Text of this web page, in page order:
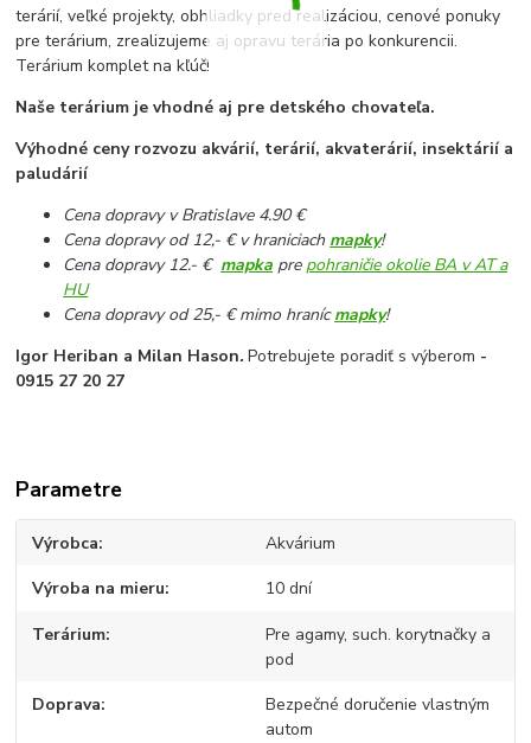
terárií, veľké projekty, obhliadky pred realizáciou, cenové ponuky
pre terárium, zrealizujeme aj opravu terária po konkurencii.
Terárium komplet na kľúč!
Naše terárium je vhodné aj pre detského chovateľa.
Výhodné ceny rozvozu akvárií, terárií, akvaterárií, insektárií a
paludárií
Cena dopravy v Bratislave 4.90 €
Cena dopravy od 12,- € v hraniciach mapky!
Cena dopravy 12.- € mapka pre pohraničie okolie BA v AT a
HU
Cena dopravy od 25,- € mimo hranícmapky!
Igor Heriban a Milan Hason. Potrebujete poradiť s výberom -
0915 27 20 27
Parametre
Výrobca Akvárium
Výroba na mieru 10 dní
Terárium
Pre agamy, such. korytnačky a
pod
Doprava
Bezpečné doručenie vlastným
autom